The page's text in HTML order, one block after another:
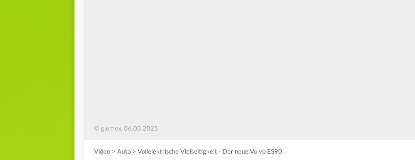
© glomex, 06.03.2025
Video > Auto > Vollelektrische Vielseitigkeit - Der neue Volvo ES90